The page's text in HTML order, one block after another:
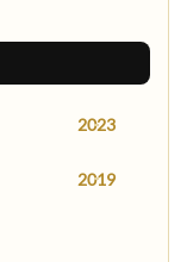
2023
2019